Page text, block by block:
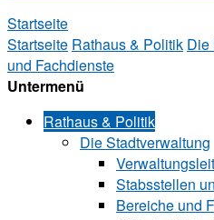
Startseite
Startseite Rathaus & Politik Die
und ­Fachdienste
Untermenü
Rathaus & Politik
Die Stadtverwaltung
Stabsstellen
Bereiche und